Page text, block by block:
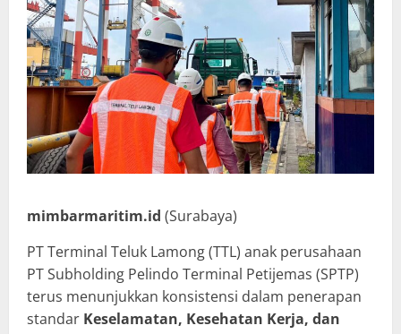
mimbarmaritim.id (Surabaya)
PT Terminal Teluk Lamong (TTL) anak perusahaan
PT Subholding Pelindo Terminal Petijemas (SPTP)
terus menunjukkan konsistensi dalam penerapan
standar Keselamatan, Kesehatan Kerja, dan